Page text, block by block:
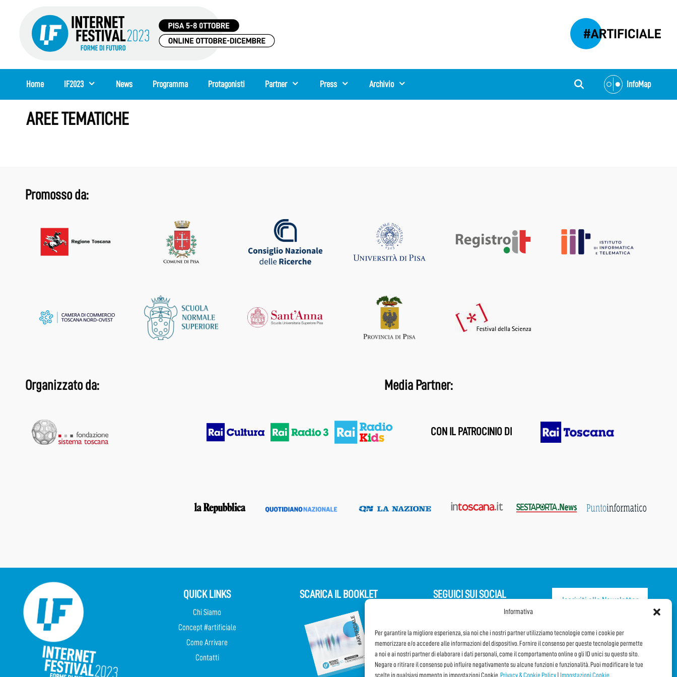
Informativa
Per garantire la migliore esperienza, sia noi che i nostri partner utilizziamo tecnologie come i cookie per
memorizzare e/o accedere alle informazioni del dispositivo. Fornire il consenso per queste tecnologie permette
a noi e ai nostri partner di elaborare i dati personali, come il comportamento online o gli ID unici su questo sito.
Negare o ritirare il consenso può influire negativamente su alcune funzioni e funzionalità. Puoi modificare le tue
scelte in qualsiasi momento in impostazioni Cookie. Privacy & Cookie Policy Impostazioni Cookie
Home IF2023 News Programma Protagonisti Partner Press Archivio InfoMap
AREE TEMATICHE
Promosso da:
Organizzato da: Media Partner:
CON IL PATROCINIO DI
QUICK LINKS
Chi Siamo
Concept #artificiale
Come Arrivare
Contatti
SCARICA IL BOOKLET SEGUICI SUI SOCIAL
Iscriviti alla Newsletter
CONDIVIDI QUESTA PAGINA!
FacebookWhatsAppEmail